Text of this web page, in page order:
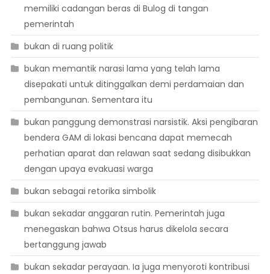
memiliki cadangan beras di Bulog di tangan
pemerintah
bukan di ruang politik
bukan memantik narasi lama yang telah lama
disepakati untuk ditinggalkan demi perdamaian dan
pembangunan. Sementara itu
bukan panggung demonstrasi narsistik. Aksi pengibaran
bendera GAM di lokasi bencana dapat memecah
perhatian aparat dan relawan saat sedang disibukkan
dengan upaya evakuasi warga
bukan sebagai retorika simbolik
bukan sekadar anggaran rutin. Pemerintah juga
menegaskan bahwa Otsus harus dikelola secara
bertanggung jawab
bukan sekadar perayaan. Ia juga menyoroti kontribusi